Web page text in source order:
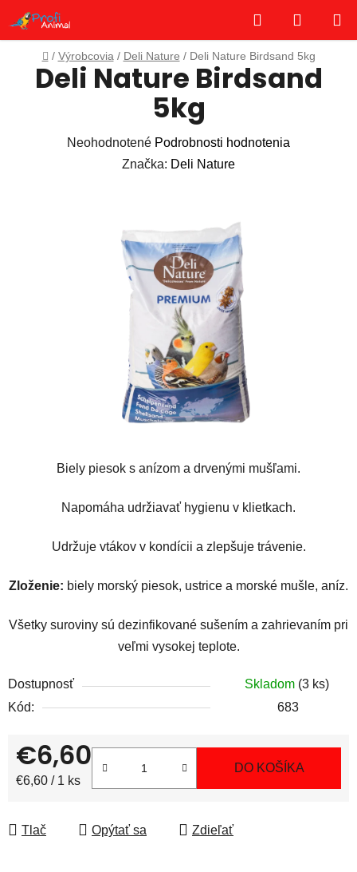
obsah
Hľadať
KOŠÍK
Domov
/ Výrobcovia / Deli Nature / Deli Nature Birdsand 5kg
Biely piesok s anízom a drvenými mušľami.
Napomáha udržiavať hygienu v klietkach.
Udržuje vtákov v kondícii a zlepšuje trávenie.
Zloženie: biely morský piesok, ustrice a morské mušle, aníz.
Všetky suroviny sú dezinfikované sušením a zahrievaním pri
veľmi vysokej teplote.
Dostupnosť Skladom (3 ks)
Kód:
683
€6,60
Jednotková cena:
€6,60 / 1 ks
DO KOŠÍKA
Tlač Opýtať sa Zdieľať
Deli Nature Birdsand
5kg
Priemerné
hodnotenie
hviezdičiek.
Neohodnotené Podrobnosti hodnotenia
Značka: Deli Nature